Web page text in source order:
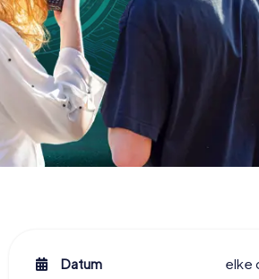
Datum
elke